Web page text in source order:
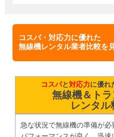
コスパ・対応力に優れた
無線機レンタル業者比較を
コスパと対応力に優れ
無線機＆ト
レンタ
急な状況で無線機の準備が